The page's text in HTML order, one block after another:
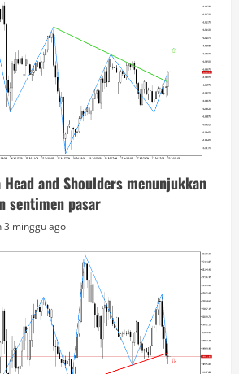
Head and Shoulders menunjukkan
sentimen pasar
3 minggu ago